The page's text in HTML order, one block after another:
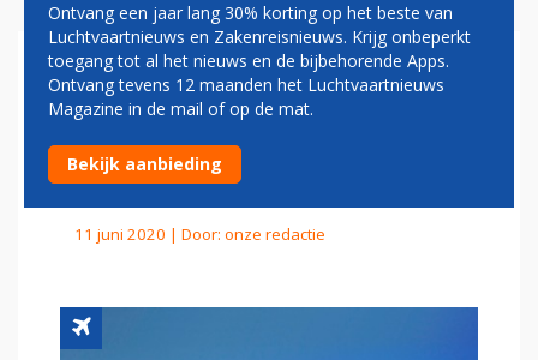
CORONAVIRUS
INTERNATIONAAL VLIEGVERKEER NAAR
11 juni 2020 | Door: onze redactie
Ontvang een jaar lang 30% korting op het beste van
Luchtvaartnieuws en Zakenreisnieuws. Krijg onbeperkt
toegang tot al het nieuws en de bijbehorende Apps.
Ontvang tevens 12 maanden het Luchtvaartnieuws
Magazine in de mail of op de mat.
Bekijk aanbieding